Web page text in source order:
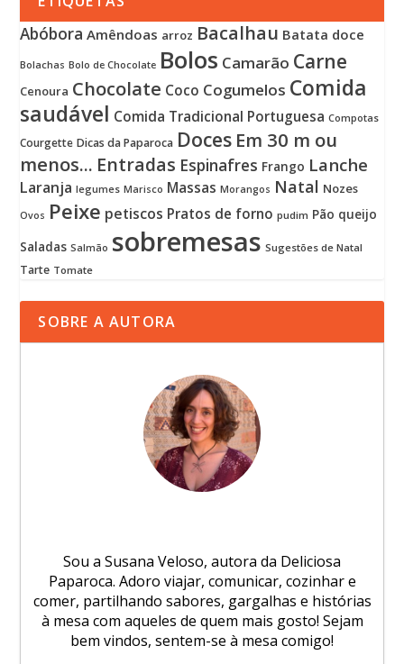
Abóbora Amêndoas arroz Bacalhau Batata doce
Bolachas Bolo de Chocolate Bolos Camarão Carne
Cenoura Chocolate Coco Cogumelos Comida
saudável Comida Tradicional Portuguesa Compotas
Courgette Dicas da Paparoca Doces Em 30 m ou
menos... Entradas Espinafres Frango Lanche
Laranja legumes Marisco Massas Morangos Natal Nozes
Ovos Peixe petiscos Pratos de forno pudim Pão queijo
Saladas Salmão sobremesas Sugestões de Natal
Tarte Tomate
SOBRE A AUTORA
Sou a Susana Veloso, autora da Deliciosa
Paparoca. Adoro viajar, comunicar, cozinhar e
comer, partilhando sabores, gargalhas e histórias
à mesa com aqueles de quem mais gosto! Sejam
bem vindos, sentem-se à mesa comigo!